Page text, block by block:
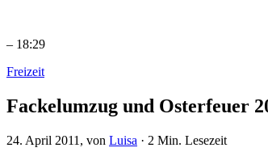
– 18:29
Freizeit
Fackelumzug und Osterfeuer
24. April 2011 , von Luisa · 2 Min. Lesezeit